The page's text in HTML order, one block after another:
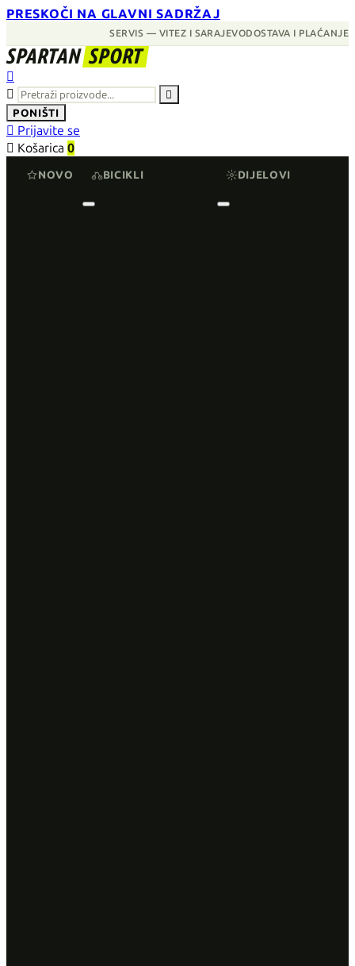
PRESKOČI NA GLAVNI SADRŽAJ
SERVIS — VITEZ I SARAJEVODOSTAVA I PLAĆANJE
SPARTAN SPORT



PONIŠTI
 Prijavite se
 Košarica 0
NOVO BICIKLI DIJELOVI